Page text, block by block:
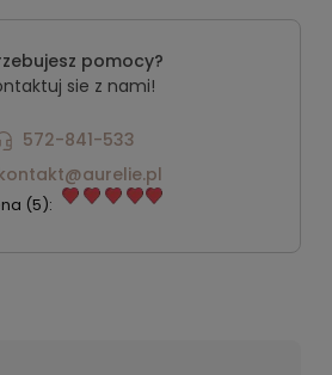
pomocy?
sie z nami!
572-841-533
(5):